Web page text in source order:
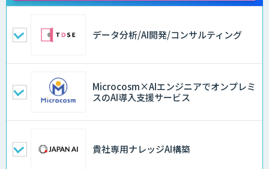
データ分析/AI開発/コンサルティング
Microcosm×AIエンジニアでオンプレミ
スのAI導入支援サービス
貴社専用ナレッジAI構築